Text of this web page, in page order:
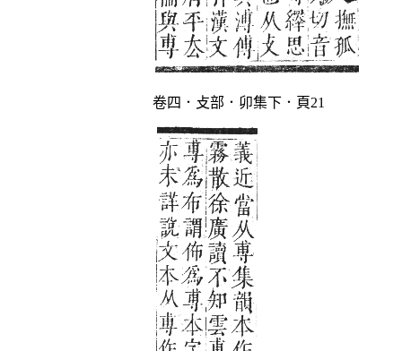
卷四．攴部．卯集下．頁21